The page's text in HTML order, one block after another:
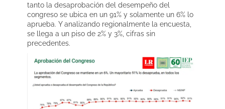
tanto la desaprobación del desempeño del
congreso se ubica en un 91% y solamente un 6% lo
aprueba. Y analizando regionalmente la encuesta,
se llega a un piso de 2% y 3%, cifras sin
precedentes.